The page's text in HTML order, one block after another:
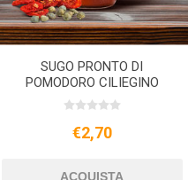
SUGO PRONTO DI
POMODORO CILIEGINO
ALLA MEDITERRANEA BIO
ML. 250
€2,70